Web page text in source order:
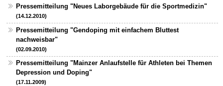
Pressemitteilung "Neues Laborgebäude für die Sportmedizin"
(14.12.2010)
Pressemitteilung "Gendoping mit einfachem Bluttest
nachweisbar"
(02.09.2010)
Pressemitteilung "Mainzer Anlaufstelle für Athleten bei Themen
Depression und Doping"
(17.11.2009)